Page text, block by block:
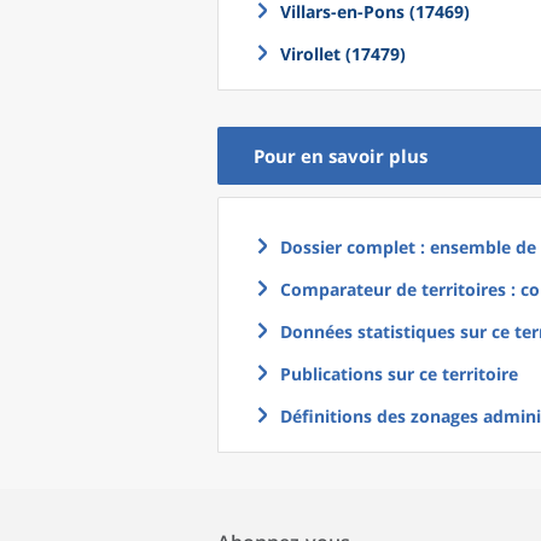
Villars-en-Pons (17469)
Virollet (17479)
Pour en savoir plus
Dossier complet : ensemble
Comparateur de territoires :
Données statistiques sur ce
Publications sur ce territoire
Définitions des zonages